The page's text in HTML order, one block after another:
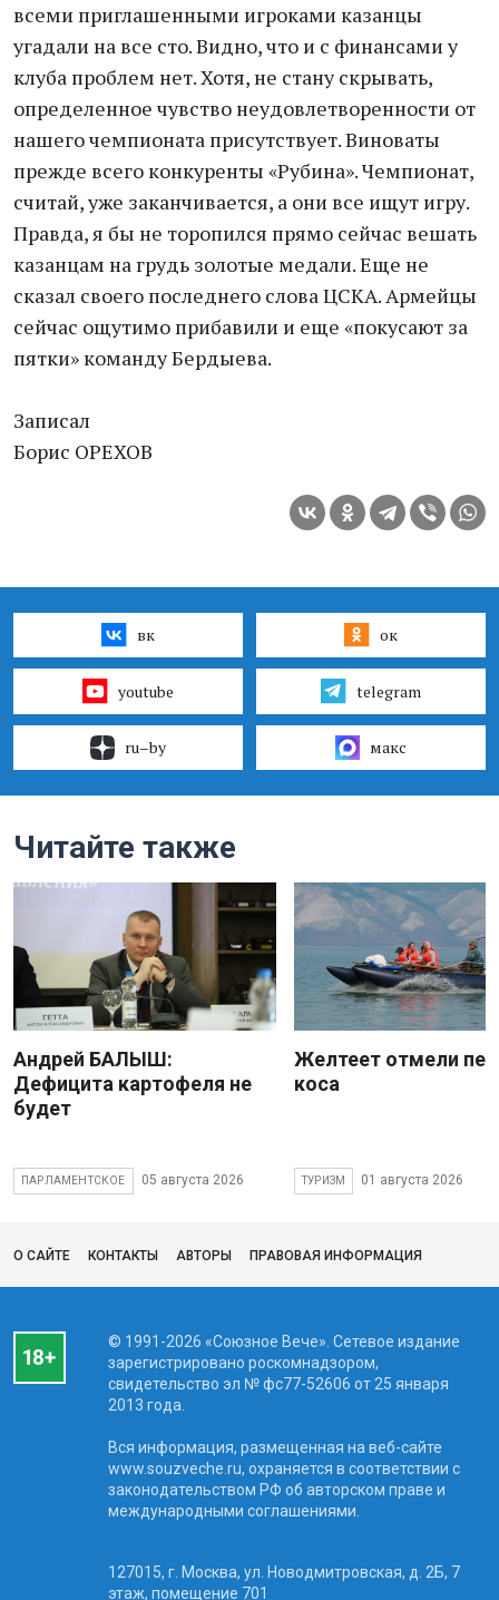
всеми приглашенными игроками казанцы
угадали на все сто. Видно, что и с финансами у
клуба проблем нет. Хотя, не стану скрывать,
определенное чувство неудовлетворенности от
нашего чемпионата присутствует. Виноваты
прежде всего конкуренты «Рубина». Чемпионат,
считай, уже заканчивается, а они все ищут игру.
Правда, я бы не торопился прямо сейчас вешать
казанцам на грудь золотые медали. Еще не
сказал своего последнего слова ЦСКА. Армейцы
сейчас ощутимо прибавили и еще «покусают за
пятки» команду Бердыева.
Записал
Борис ОРЕХОВ
вк ок
youtube telegram
ru–by макс
Читайте также
Андрей БАЛЫШ:
Дефицита картофеля не
будет
ПАРЛАМЕНТСКОЕ 05 августа 2026
Желтеет отмели
коса
ТУРИЗМ 01 августа 2026
О САЙТЕ КОНТАКТЫ АВТОРЫ ПРАВОВАЯ ИНФОРМАЦИЯ
© 1991-2026 «Союзное Вече». Сетевое издание
зарегистрировано роскомнадзором,
свидетельство эл № фc77-52606 от 25 января
2013 года.
Вся информация, размещенная на веб-сайте
www.souzveche.ru, охраняется в соответствии с
законодательством РФ об авторском праве и
международными соглашениями.
127015, г. Москва, ул. Новодмитровская, д. 2Б, 7
этаж, помещение 701